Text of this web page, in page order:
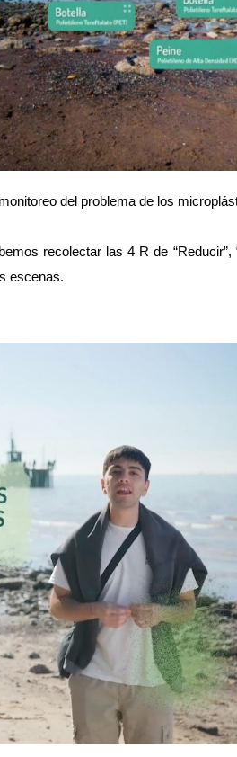
del problema de los
recolectar las 4 R de “Reducir”,
escenas.